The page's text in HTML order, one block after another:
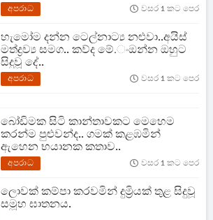
අපරාධ වසර 1 කට පෙර
හැමෝම දන්න ටෙල්නාට්‍ය නළුවා..අයිස්
මත්ද්‍රව්‍ය සමග.. කව්ද මේ.ංඔන්න ඔහුට
සිදුවූ දේ..
අපරාධ වසර 1 කට පෙර
බෝඩිමක සිටි කාන්තාවකට මෙහෙම
කරන්ම පුළුවන්ද.. ගමක් කළඹමින්
ඇහෙන භයානක කතාව..
අපරාධ වසර 1 කට පෙර
ලොවක් කම්පා කරවමින් දුම්‍රියක් තුළ සිදුවූ
සමූහ ඝාතනය.